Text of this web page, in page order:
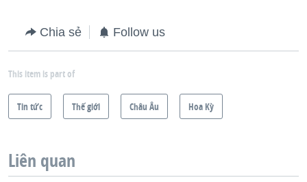
Chia sẻ Follow us
This item is part of
Tin tức Thế giới Châu Âu Hoa Kỳ
Liên quan